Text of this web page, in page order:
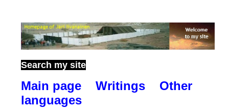
Search my site
Main page Writings
Other
languages